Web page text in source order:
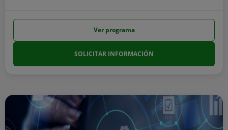
Ver programa
SOLICITAR INFORMACIÓN